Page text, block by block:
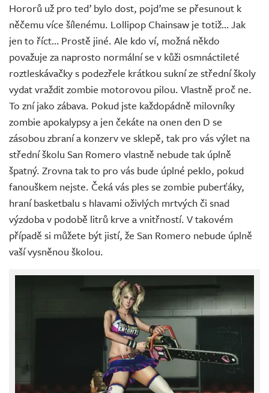
Hororů už pro teď bylo dost, pojďme se přesunout k
něčemu více šílenému. Lollipop Chainsaw je totiž… Jak
jen to říct… Prostě jiné. Ale kdo ví, možná někdo
považuje za naprosto normální se v kůži osmnáctileté
roztleskávačky s podezřele krátkou sukní ze střední školy
vydat vraždit zombie motorovou pilou. Vlastně proč ne.
To zní jako zábava. Pokud jste každopádně milovníky
zombie apokalypsy a jen čekáte na onen den D se
zásobou zbraní a konzerv ve sklepě, tak pro vás výlet na
střední školu San Romero vlastně nebude tak úplně
špatný. Zrovna tak to pro vás bude úplné peklo, pokud
fanouškem nejste. Čeká vás ples se zombie puberťáky,
hraní basketbalu s hlavami oživlých mrtvých či snad
výzdoba v podobě litrů krve a vnitřností. V takovém
případě si můžete být jistí, že San Romero nebude úplně
vaší vysněnou školou.